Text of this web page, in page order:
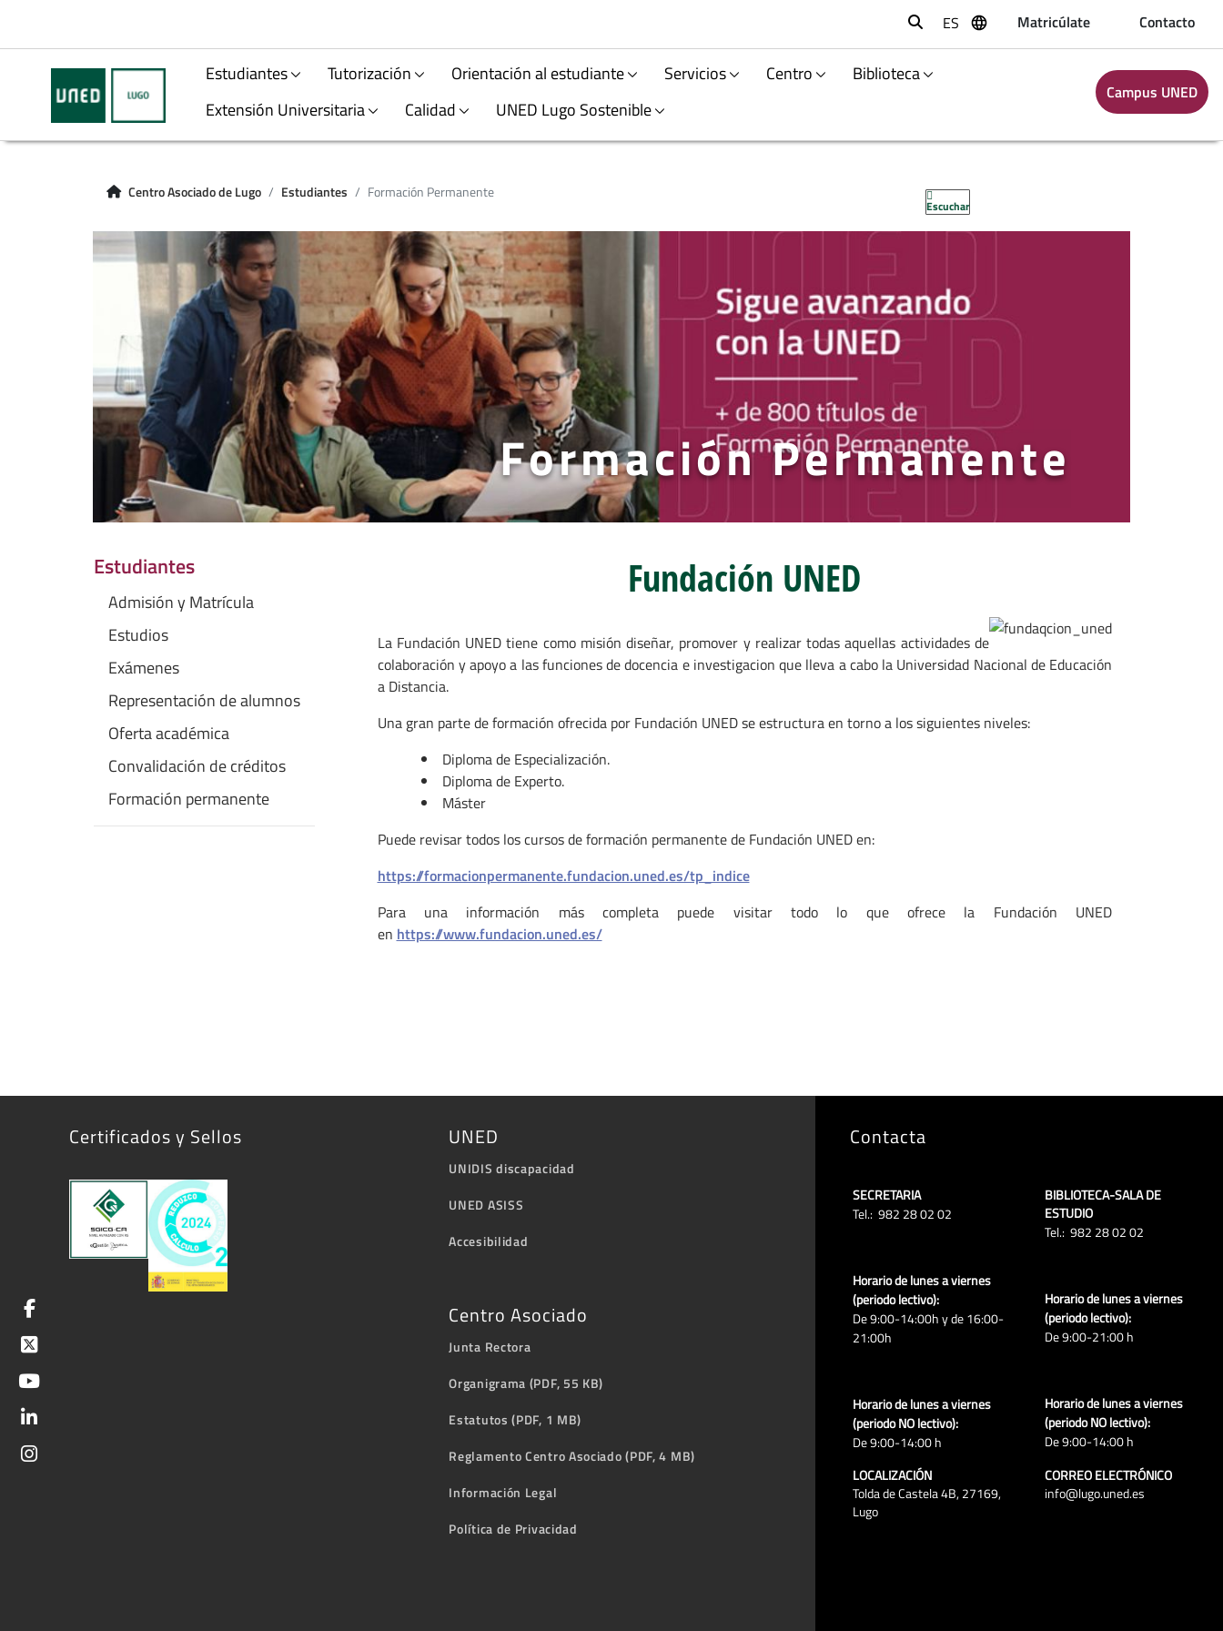
Buscar
ES Matricúlate Contacto
Estudiantes Tutorización Orientación al estudiante Servicios Centro
Biblioteca
Extensión Universitaria
Calidad UNED Lugo Sostenible
Campus UNED
Centro Asociado de Lugo Estudiantes Formación Permanente
Escuchar
Formación Permanente
Estudiantes
Admisión y Matrícula
Estudios
Exámenes
Representación de alumnos
Oferta académica
Convalidación de créditos
Formación permanente
Fundación UNED
La Fundación UNED tiene como misión diseñar, promover y realizar todas aquellas actividades de
colaboración y apoyo a las funciones de docencia e investigacion que lleva a cabo la Universidad Nacional de Educación
a Distancia.
Una gran parte de formación ofrecida por Fundación UNED se estructura en torno a los siguientes niveles:
Diploma de Especialización.
Diploma de Experto.
Máster
Puede revisar todos los cursos de formación permanente de Fundación UNED en:
https://formacionpermanente.fundacion.uned.es/tp_indice
Para una información más completa puede visitar todo lo que ofrece la Fundación UNED
en https://www.fundacion.uned.es/
Certificados y Sellos UNED
UNIDIS discapacidad
UNED ASISS
Accesibilidad
Centro Asociado
Junta Rectora
Organigrama (PDF, 55 KB)
Estatutos (PDF, 1 MB)
Reglamento Centro Asociado (PDF, 4 MB)
Información Legal
Política de Privacidad
Contacta
SECRETARIA
Tel.: 982 28 02 02
Horario de lunes a viernes
(periodo lectivo):
De 9:00-14:00h y de 16:00-
21:00h
Horario de lunes a viernes
(periodo NO lectivo):
De 9:00-14:00 h
BIBLIOTECA-SALA DE
ESTUDIO
Tel.: 982 28 02 02
Horario de lunes a viernes
(periodo lectivo):
De 9:00-21:00 h
Horario de lunes a viernes
(periodo NO lectivo):
De 9:00-14:00 h
LOCALIZACIÓN
Tolda de Castela 4B, 27169,
Lugo
CORREO ELECTRÓNICO
info@lugo.uned.es